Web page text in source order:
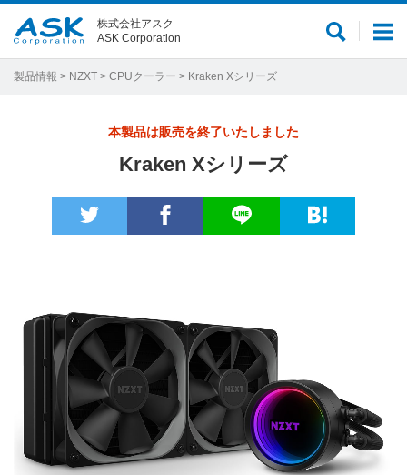
メ
サ
株式会社アスク
ASK Corporation
製品情報 > NZXT > CPUクーラー > Kraken Xシリーズ
本製品は販売を終了いたしました
Kraken Xシリーズ